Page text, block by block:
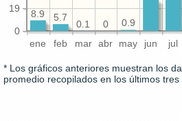
ene feb mar abr may jun jul
0
19
0.9
0
0.1
5.7
8.9
* Los gráficos anteriores muestran los
promedio recopilados en los últimos tres